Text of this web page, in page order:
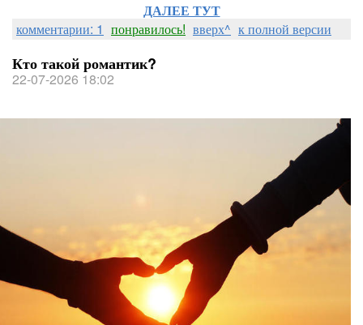
ДАЛЕЕ ТУТ
комментарии: 1 понравилось! вверх^ к полной версии
Кто такой романтик?
22-07-2026 18:02